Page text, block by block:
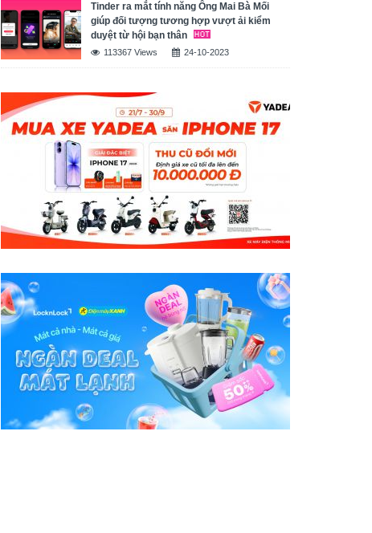
Tinder ra mắt tính năng Ông Mai Bà Mối
giúp đối tượng tương hợp vượt ải kiểm
duyệt từ hội bạn thân
113367 Views 24-10-2023